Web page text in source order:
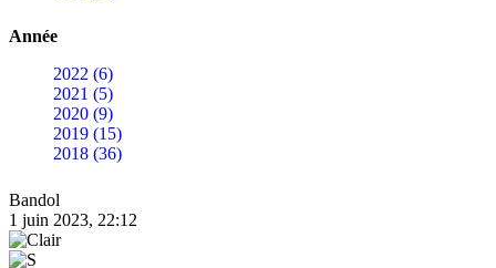
Année
2022 (6)
2021 (5)
2020 (9)
2019 (15)
2018 (36)
Bandol
1 juin 2023, 22:12